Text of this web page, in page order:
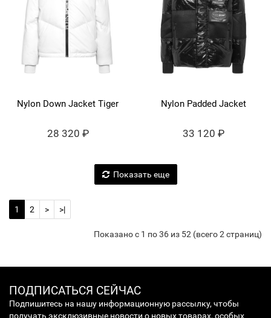
Nylon Down Jacket Tiger
28 320 ₽
Nylon Padded Jacket
33 120 ₽
Показать еще
1 2 > >|
Показано с 1 по 36 из 52 (всего 2 страниц)
ПОДПИСАТЬСЯ СЕЙЧАС
Подпишитесь на нашу информационную рассылку, чтобы
получать эксклюзивные новости о новых товарах, особых